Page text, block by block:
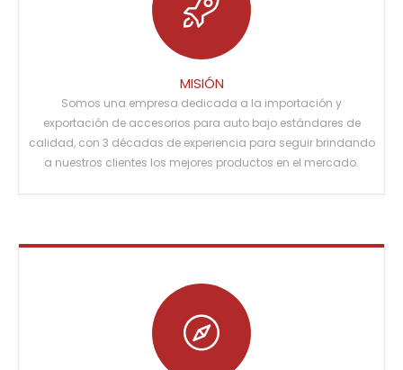
MISIÓN
Somos una empresa dedicada a la importación y
exportación de accesorios para auto bajo estándares de
calidad, con 3 décadas de experiencia para seguir brindando
a nuestros clientes los mejores productos en el mercado.